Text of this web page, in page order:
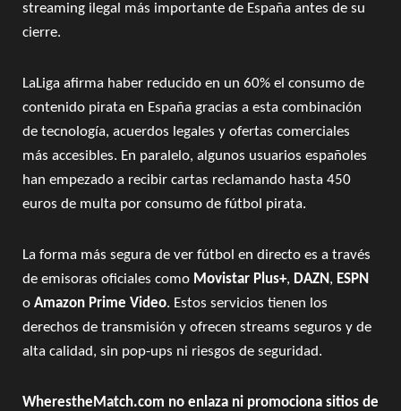
streaming ilegal más importante de España antes de su
cierre.
LaLiga afirma haber reducido en un 60% el consumo de
contenido pirata en España gracias a esta combinación
de tecnología, acuerdos legales y ofertas comerciales
más accesibles. En paralelo, algunos usuarios españoles
han empezado a recibir cartas reclamando hasta 450
euros de multa por consumo de fútbol pirata.
La forma más segura de ver fútbol en directo es a través
de emisoras oficiales como Movistar Plus+, DAZN, ESPN
o Amazon Prime Video. Estos servicios tienen los
derechos de transmisión y ofrecen streams seguros y de
alta calidad, sin pop-ups ni riesgos de seguridad.
WherestheMatch.com no enlaza ni promociona sitios de